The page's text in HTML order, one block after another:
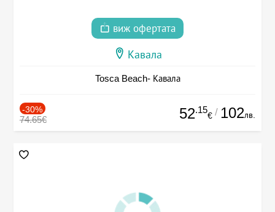
виж офертата
Кавала
Tosca Beach- Кавала
-30%
74.65€ 52.15
€ / 102лв.